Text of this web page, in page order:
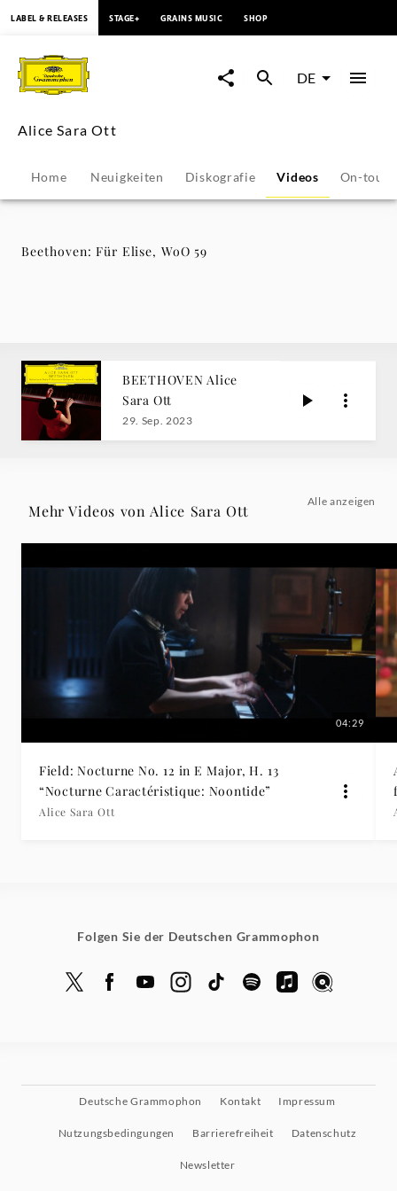
Beethoven:
Für
Elise,
WoO
59
Ott
Grammophon
LABEL & RELEASES STAGE+ GRAINS MUSIC SHOP
DE
Alice Sara Ott
Home Neuigkeiten Diskografie Videos On-tour
Beethoven: Für Elise, WoO 59
BEETHOVEN Alice
Sara Ott
29. Sep. 2023
Mehr Videos von Alice Sara Ott
Alle anzeigen
04:29
Field: Nocturne No. 12 in E Major, H. 13
“Nocturne Caractéristique: Noontide”
Alice Sara Ott
Folgen Sie der Deutschen Grammophon
Deutsche Grammophon Kontakt Impressum
Nutzungsbedingungen Barrierefreiheit Datenschutz
Newsletter